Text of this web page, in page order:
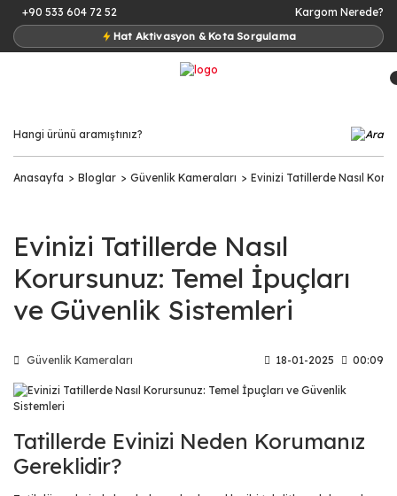
+90 533 604 72 52
Hat Aktivasyon & Kota Sorgulama
Kargom Nerede?
Anasayfa Bloglar Güvenlik Kameraları Evinizi Tatillerde Nasıl
Evinizi Tatillerde Nasıl
Korursunuz: Temel İpuçları
ve Güvenlik Sistemleri
Güvenlik Kameraları 18-01-2025 00:09
Tatillerde Evinizi Neden Korumanız
Gereklidir?